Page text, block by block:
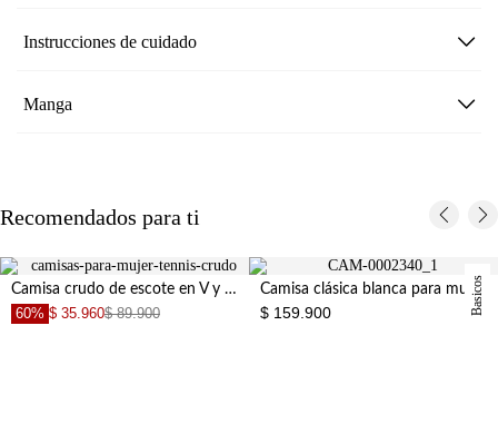
Instrucciones de cuidado
Manga
Recomendados para ti
Camisa crudo de escote en V y tiras para mujer Basicos
Camisa clásica blanca para mujer
$ 159.900 30% $ 129.900